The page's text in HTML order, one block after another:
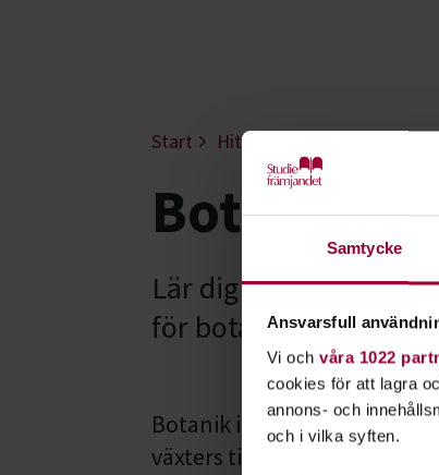
Samtycke
Ansvarsfull
Vi och våra 1022
cookies för att lagra
annons- och
och i vilka syften.
Start Hitta intresse
Botanik -
Lär dig mer om
för botanik, oavsett
Botanik innebär läran om
växters tillväxt,